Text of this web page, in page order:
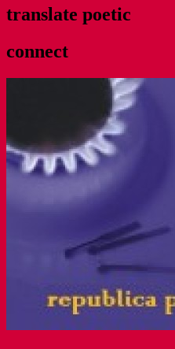
translate poetic
connect